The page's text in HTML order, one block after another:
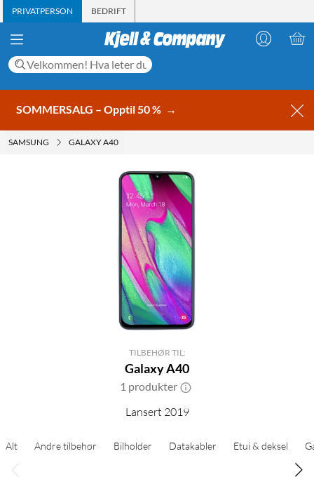
PRIVATPERSON BEDRIFT
SOMMERSALG – Opptil 50 % →
SAMSUNG GALAXY A40
TILBEHØR TIL:
Galaxy A40
1 produkter
Lansert 2019
Alt Andre tilbehør Bilholder Datakabler Etui & deksel